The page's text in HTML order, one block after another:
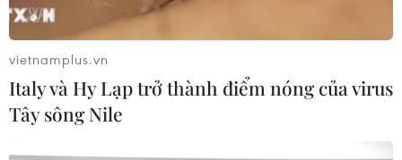
vietnamplus.vn
Italy và Hy Lạp trở thành điểm nóng của virus
Tây sông Nile